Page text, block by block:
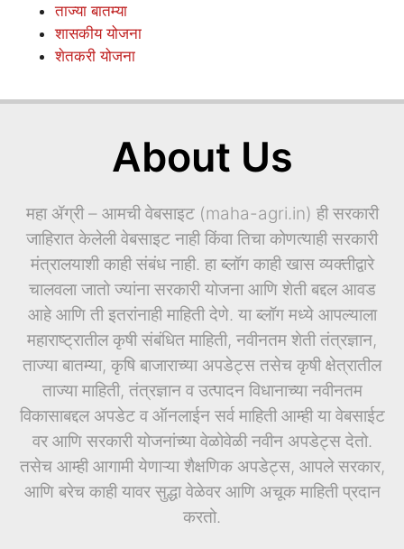
ताज्या बातम्या
शासकीय योजना
शेतकरी योजना
About Us
महा ॲग्री – आमची वेबसाइट (maha-agri.in) ही सरकारी
जाहिरात केलेली वेबसाइट नाही किंवा तिचा कोणत्याही सरकारी
मंत्रालयाशी काही संबंध नाही. हा ब्लॉग काही खास व्यक्तीद्वारे
चालवला जातो ज्यांना सरकारी योजना आणि शेती बद्दल आवड
आहे आणि ती इतरांनाही माहिती देणे. या ब्लॉग मध्ये आपल्याला
महाराष्ट्रातील कृषी संबंधित माहिती, नवीनतम शेती तंत्रज्ञान,
ताज्या बातम्या, कृषि बाजाराच्या अपडेट्स तसेच कृषी क्षेत्रातील
ताज्या माहिती, तंत्रज्ञान व उत्पादन विधानाच्या नवीनतम
विकासाबद्दल अपडेट व ऑनलाईन सर्व माहिती आम्ही या वेबसाईट
वर आणि सरकारी योजनांच्या वेळोवेळी नवीन अपडेट्स देतो.
तसेच आम्ही आगामी येणाऱ्या शैक्षणिक अपडेट्स, आपले सरकार,
आणि बरेच काही यावर सुद्धा वेळेवर आणि अचूक माहिती प्रदान
करतो.